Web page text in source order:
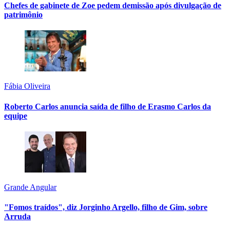
Chefes de gabinete de Zoe pedem demissão após divulgação de
patrimônio
Fábia Oliveira
Roberto Carlos anuncia saída de filho de Erasmo Carlos da
equipe
Grande Angular
"Fomos traídos", diz Jorginho Argello, filho de Gim, sobre
Arruda